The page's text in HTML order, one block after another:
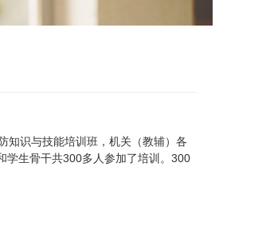
知识与技能培训班，机关（教辅）各
学生骨干共300多人参加了培训。 300